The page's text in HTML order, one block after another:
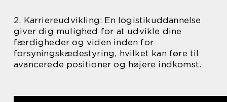
2. Karriereudvikling: En logistikuddannelse
giver dig mulighed for at udvikle dine
færdigheder og viden inden for
forsyningskædestyring, hvilket kan føre til
avancerede positioner og højere indkomst.